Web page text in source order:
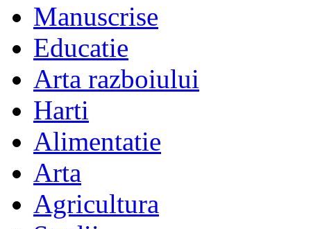
Manuscrise
Educatie
Arta razboiului
Harti
Alimentatie
Arta
Agricultura